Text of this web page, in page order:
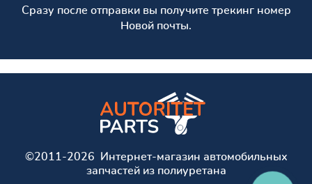
Сразу после отправки вы получите трекинг номер
Новой почты.
©2011-2026 Интернет-магазин автомобильных
запчастей из полиуретана